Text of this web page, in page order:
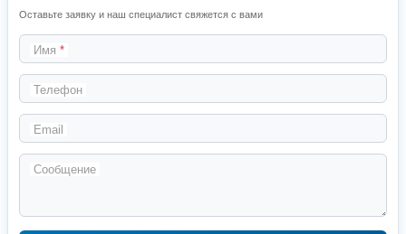
Оставьте заявку и наш специалист свяжется с вами
Имя
Телефон
Email
Сообщение